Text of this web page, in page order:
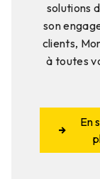
solutions
son
clients,
à toutes
En